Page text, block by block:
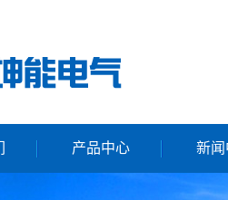
产品中心 新闻
公